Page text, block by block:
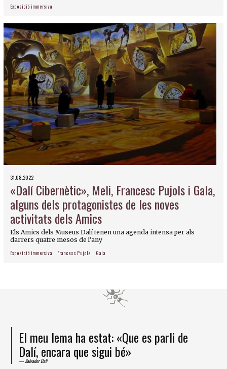
Exposició immersiva
31.08.2022
«Dalí Cibernètic», Meli, Francesc Pujols i Gala,
alguns dels protagonistes de les noves
activitats dels Amics
Els Amics dels Museus Dalí tenen una agenda intensa per als
darrers quatre mesos de l'any
Exposició immersiva Francesc Pujols Gala
El meu lema ha estat: «Que es parli de
Dalí, encara que sigui bé»
Salvador Dalí